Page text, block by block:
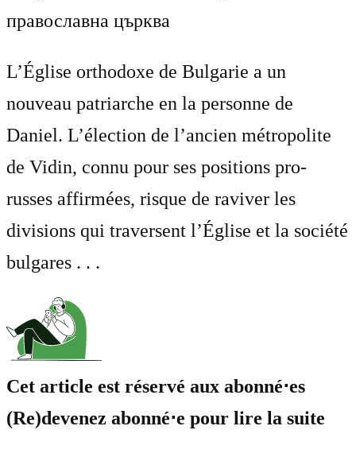
православна църква
L’Église orthodoxe de Bulgarie a un
nouveau patriarche en la personne de
Daniel. L’élection de l’ancien métropolite
de Vidin, connu pour ses positions pro-
russes affirmées, risque de raviver les
divisions qui traversent l’Église et la société
bulgares . . .
Cet article est réservé aux abonné⋅es
(Re)devenez abonné⋅e pour lire la suite